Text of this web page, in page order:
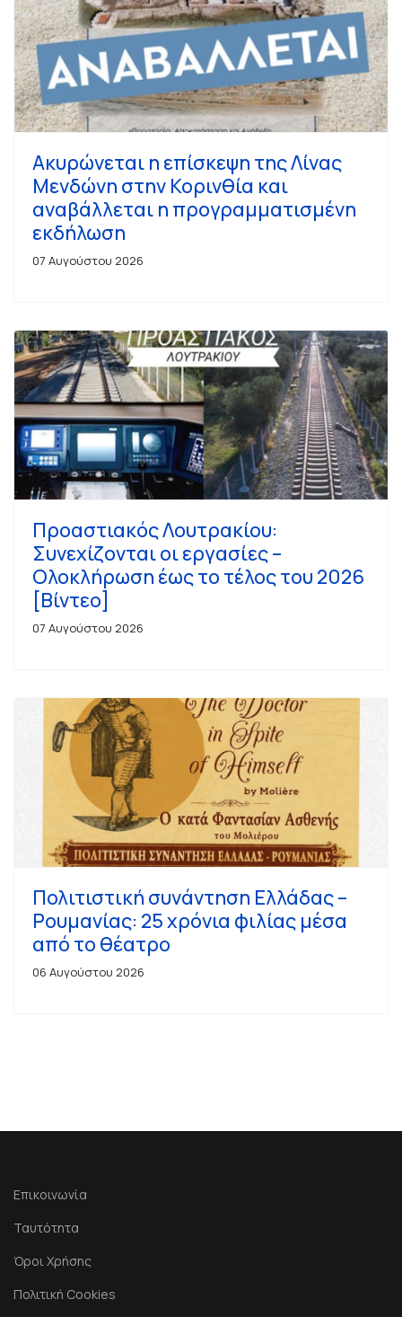
Ακυρώνεται η επίσκεψη της Λίνας
Μενδώνη στην Κορινθία και
αναβάλλεται η προγραμματισμένη
εκδήλωση
07 Αυγούστου 2026
Προαστιακός Λουτρακίου:
Συνεχίζονται οι εργασίες –
Ολοκλήρωση έως το τέλος του 2026
[Βίντεο]
07 Αυγούστου 2026
Πολιτιστική συνάντηση Ελλάδας –
Ρουμανίας: 25 χρόνια φιλίας μέσα
από το θέατρο
06 Αυγούστου 2026
Επικοινωνία
Ταυτότητα
Όροι Χρήσης
Πολιτική Cookies